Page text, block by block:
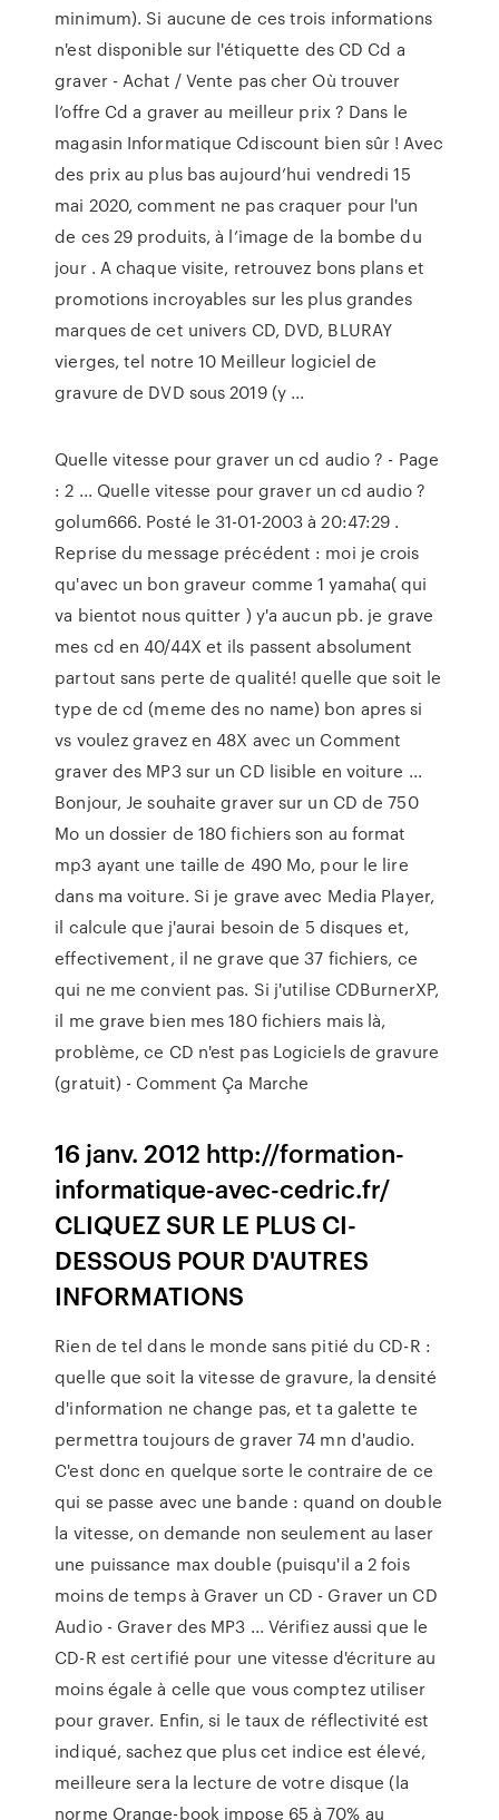
minimum). Si aucune de ces trois informations
n'est disponible sur l'étiquette des CD Cd a
graver - Achat / Vente pas cher Où trouver
l’offre Cd a graver au meilleur prix ? Dans le
magasin Informatique Cdiscount bien sûr ! Avec
des prix au plus bas aujourd’hui vendredi 15
mai 2020, comment ne pas craquer pour l'un
de ces 29 produits, à l’image de la bombe du
jour . A chaque visite, retrouvez bons plans et
promotions incroyables sur les plus grandes
marques de cet univers CD, DVD, BLURAY
vierges, tel notre 10 Meilleur logiciel de
gravure de DVD sous 2019 (y ...
Quelle vitesse pour graver un cd audio ? - Page
: 2 ... Quelle vitesse pour graver un cd audio ?
golum666. Posté le 31-01-2003 à 20:47:29 .
Reprise du message précédent : moi je crois
qu'avec un bon graveur comme 1 yamaha( qui
va bientot nous quitter ) y'a aucun pb. je grave
mes cd en 40/44X et ils passent absolument
partout sans perte de qualité! quelle que soit le
type de cd (meme des no name) bon apres si
vs voulez gravez en 48X avec un Comment
graver des MP3 sur un CD lisible en voiture ...
Bonjour, Je souhaite graver sur un CD de 750
Mo un dossier de 180 fichiers son au format
mp3 ayant une taille de 490 Mo, pour le lire
dans ma voiture. Si je grave avec Media Player,
il calcule que j'aurai besoin de 5 disques et,
effectivement, il ne grave que 37 fichiers, ce
qui ne me convient pas. Si j'utilise CDBurnerXP,
il me grave bien mes 180 fichiers mais là,
problème, ce CD n'est pas Logiciels de gravure
(gratuit) - Comment Ça Marche
16 janv. 2012 http://formation-
informatique-avec-cedric.fr/
CLIQUEZ SUR LE PLUS CI-
DESSOUS POUR D'AUTRES
INFORMATIONS
Rien de tel dans le monde sans pitié du CD-R :
quelle que soit la vitesse de gravure, la densité
d'information ne change pas, et ta galette te
permettra toujours de graver 74 mn d'audio.
C'est donc en quelque sorte le contraire de ce
qui se passe avec une bande : quand on double
la vitesse, on demande non seulement au laser
une puissance max double (puisqu'il a 2 fois
moins de temps à Graver un CD - Graver un CD
Audio - Graver des MP3 ... Vérifiez aussi que le
CD-R est certifié pour une vitesse d'écriture au
moins égale à celle que vous comptez utiliser
pour graver. Enfin, si le taux de réflectivité est
indiqué, sachez que plus cet indice est élevé,
meilleure sera la lecture de votre disque (la
norme Orange-book impose 65 à 70% au